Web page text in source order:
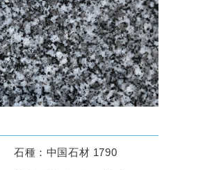
石種：中国石材 1790